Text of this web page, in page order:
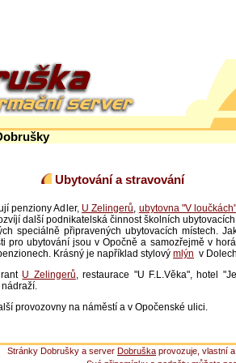
Ubytování a stravování
penziony Adler, U Zelingerů, ubytovna "V loučkách"
další podnikatelská činnost školních
speciálně připravených ubytovacích místech.
pro ubytování jsou v Opočně a samozřejmě v
Krásný je například stylový mlýn v
U Zelingerů, restaurace "U F.L.Věka", hotel
provozovny na náměstí a v Opočenské ulici.
Stránky Dobrušky a server Dobruška provozuje, vlastní